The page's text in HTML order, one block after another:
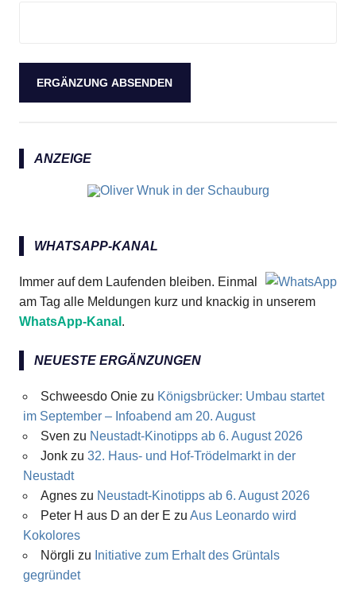
ANZEIGE
WHATSAPP-KANAL
Immer auf dem Laufenden bleiben. Einmal
am Tag alle Meldungen kurz und knackig in unserem
WhatsApp-Kanal .
NEUESTE ERGÄNZUNGEN
Schweesdo Oniezu Königsbrücker: Umbau startet
im September – Infoabend am 20. August
Sven zu Neustadt-Kinotipps ab 6. August 2026
Jonkzu 32. Haus- und Hof-Trödelmarkt in der
Neustadt
Agneszu Neustadt-Kinotipps ab 6. August 2026
Peter H aus D an der E zu Aus Leonardo wird
Kokolores
Nörgli zu Initiative zum Erhalt des Grüntals
gegründet